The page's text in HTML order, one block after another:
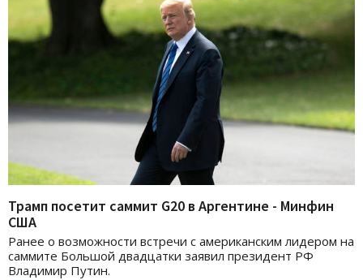
Трамп посетит саммит G20 в Аргентине - Минфин
США
Ранее о возможности встречи с американским лидером на
саммите Большой двадцатки заявил президент РФ
Владимир Путин.